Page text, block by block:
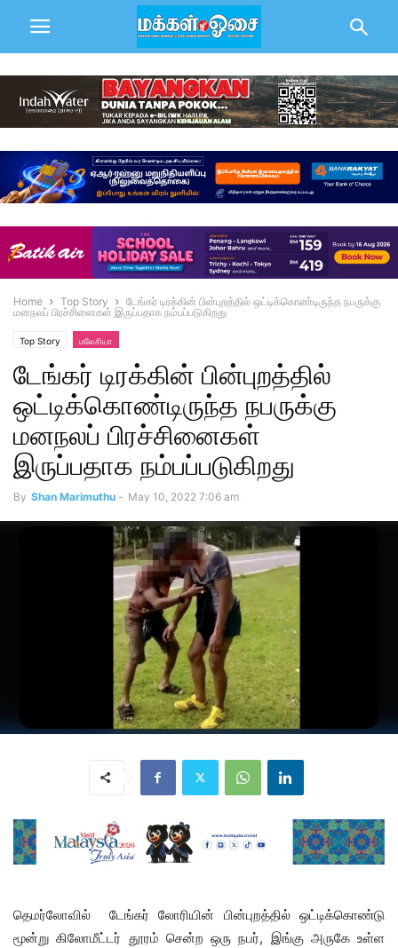
Home Top Story
டேங்கர் டிரக்கின் பின்புறத்தில் ஒட்டிக்கொண்டிருந்த நபருக்கு
மனநலப் பிரச்சினைகள் இருப்பதாக நம்பப்படுகிறது
Top Story மலேசியா
டேங்கர் டிரக்கின் பின்புறத்தில்
ஒட்டிக்கொண்டிருந்த நபருக்கு
மனநலப் பிரச்சினைகள்
இருப்பதாக நம்பப்படுகிறது
By Shan Marimuthu - May 10, 2022 7:06 am
தெமர்லோவில் டேங்கர் லோரியின் பின்புறத்தில் ஒட்டிக்கொண்டு
மூன்று கிலோமீட்டர் தூரம் சென்ற ஒரு நபர், இங்கு அருகே உள்ள